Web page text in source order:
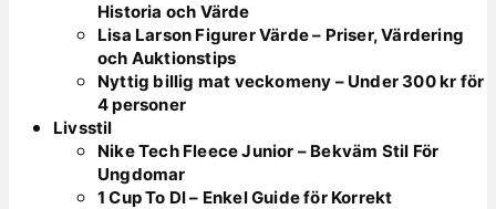
Historia och Värde
Lisa Larson Figurer Värde – Priser, Värdering
och Auktionstips
Nyttig billig mat veckomeny – Under 300 kr för
4 personer
Livsstil
Nike Tech Fleece Junior – Bekväm Stil För
Ungdomar
1 Cup To Dl – Enkel Guide för Korrekt